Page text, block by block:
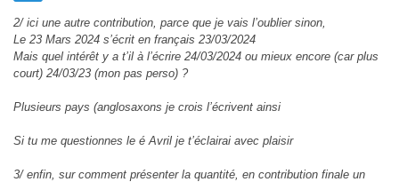
2/ ici une autre contribution, parce que je vais l’oublier sinon,
Le 23 Mars 2024 s’écrit en français 23/03/2024
Mais quel intérêt y a t’il à l’écrire 24/03/2024 ou mieux encore (car plus
court) 24/03/23 (mon pas perso) ?
Plusieurs pays (anglosaxons je crois l’écrivent ainsi
Si tu me questionnes le é Avril je t’éclairai avec plaisir
3/ enfin, sur comment présenter la quantité, en contribution finale un